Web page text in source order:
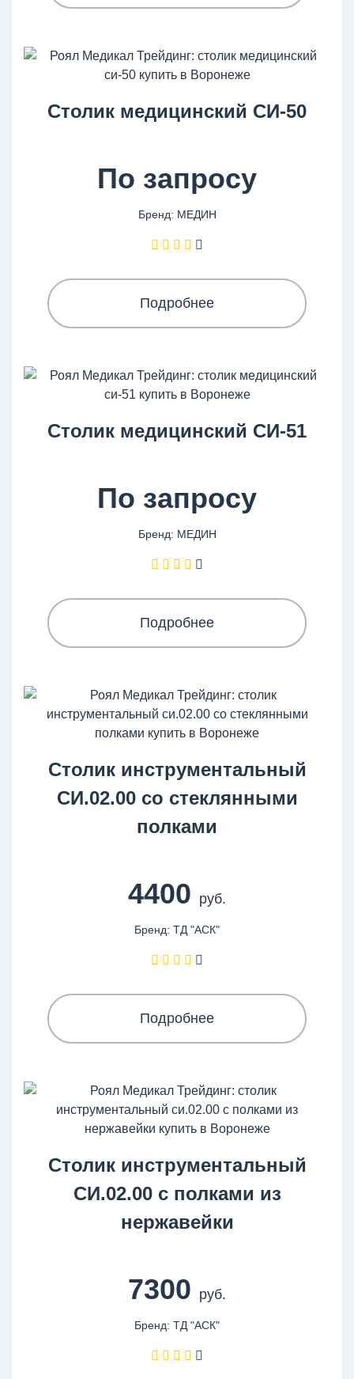
Столик медицинский СИ-50
По запросу
Бренд: МЕДИН
Подробнее
Столик медицинский СИ-51
По запросу
Бренд: МЕДИН
Подробнее
Столик инструментальный
СИ.02.00 со стеклянными
полками
4400 руб.
Бренд: ТД "АСК"
Подробнее
Столик инструментальный
СИ.02.00 с полками из
нержавейки
7300 руб.
Бренд: ТД "АСК"